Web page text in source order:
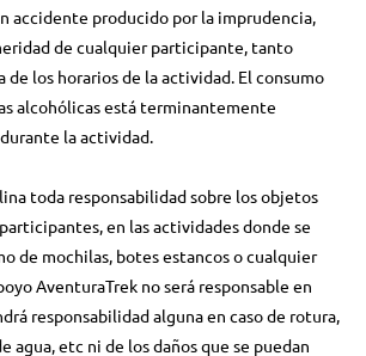
accidente producido por la imprudencia,
de cualquier participante, tanto
los horarios de la actividad. El consumo
alcohólicas está terminantemente
la actividad.
toda responsabilidad sobre los objetos
en las actividades donde se
de mochilas, botes estancos o cualquier
AventuraTrek no será responsable en
responsabilidad alguna en caso de rotura,
agua, etc ni de los daños que se puedan